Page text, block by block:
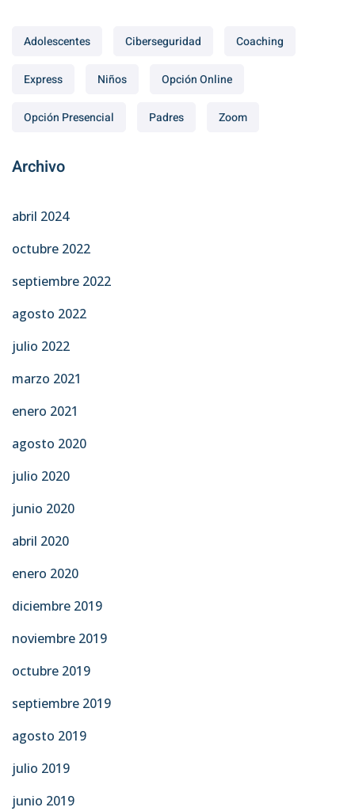
Adolescentes Ciberseguridad Coaching
Express Niños Opción Online
Opción Presencial Padres Zoom
Archivo
abril 2024
octubre 2022
septiembre 2022
agosto 2022
julio 2022
marzo 2021
enero 2021
agosto 2020
julio 2020
junio 2020
abril 2020
enero 2020
diciembre 2019
noviembre 2019
octubre 2019
septiembre 2019
agosto 2019
julio 2019
junio 2019